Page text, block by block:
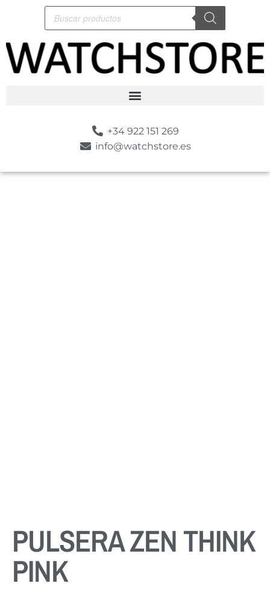
+34 922 151 269
info@watchstore.es
PULSERA ZEN THINK
PINK